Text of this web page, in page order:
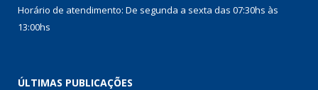
Horário de atendimento: De segunda a sexta das 07:30hs às
13:00hs
ÚLTIMAS PUBLICAÇÕES